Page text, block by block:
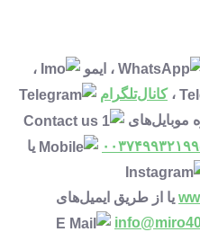
، ایمو
،
،کانال‌تلگرام
موبایل‌های
یا
یا از طریق ایمیل‌های